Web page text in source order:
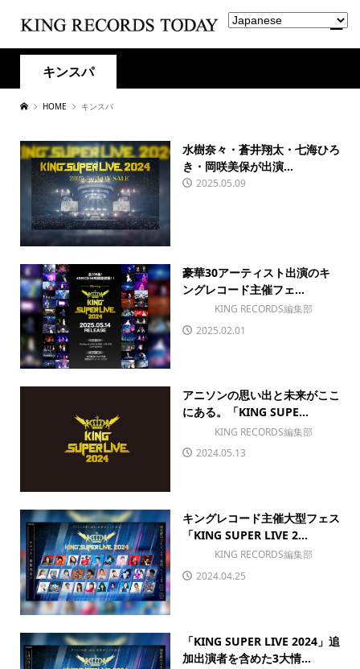
キンスパ
HOME キンスパ
水樹奈々・蒼井翔太・七海ひろ
き・岡咲美保が出演...
2025.05.09
豪華30アーティスト出演のキ
ングレコード主催フェ...
KING RECORDS編集部
2025.02.01
アニソンの思い出と未来がここ
にある。「KING SUPE...
KING RECORDS編集部
2024.05.13
キングレコード主催大型フェス
「KING SUPER LIVE 2...
KING RECORDS編集部
2024.04.25
「KING SUPER LIVE 2024」追
加出演者を含めた3大情...